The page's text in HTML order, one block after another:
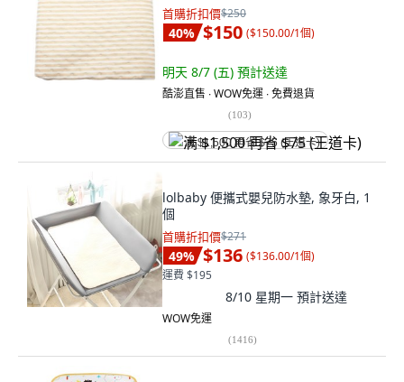
首購折扣價$250
40% $150 ($150.00/1個)
明天 8/7 (五) 預計送達
酷澎直售 ∙ WOW免運 ∙ 免費退貨
(103)
满 $1,500 再省 $75 (王道卡)
lolbaby 便攜式嬰兒防水墊, 象牙白, 1
個
首購折扣價$271
49% $136 ($136.00/1個)
運費 $195
8/10 星期一 預計送達
WOW免運
(1416)